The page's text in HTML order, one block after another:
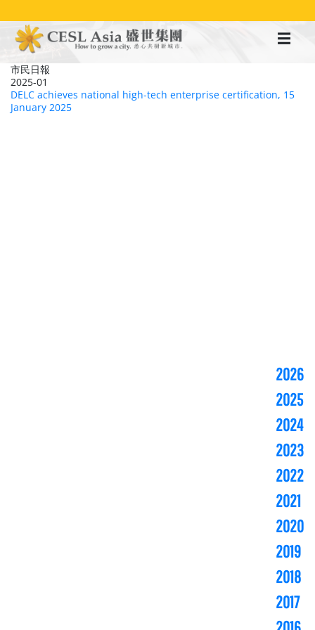
至
市民日報
2025-01
DELC achieves national high-tech enterprise certification, 15
January 2025
2026
2025
2024
2023
2022
2021
2020
2019
2018
2017